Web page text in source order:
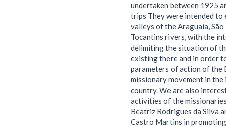
undertaken between 1925
trips They were intended to
valleys of the Araguaia, São
Tocantins rivers, with the
delimiting the situation of
existing there and in order
parameters of action of the
missionary movement in
country. We are also
activities of the
Beatriz Rodrigues da Silva
Castro Martins in